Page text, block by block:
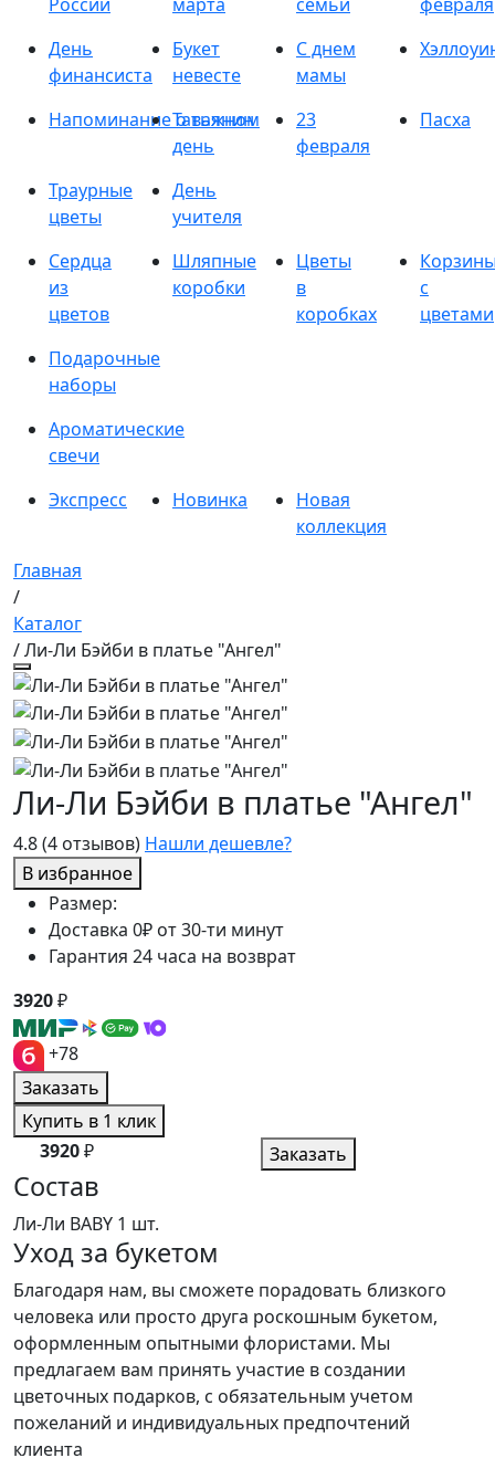
День
финансиста
Букет
невесте
С днем
мамы
Напоминание о важном
Татьянин
день
23
февраля
Пасха
Траурные
цветы
День
учителя
Сердца
из
цветов
Шляпные
коробки
Цветы
в
коробках
с
цветами
Подарочные
наборы
Ароматические
свечи
Экспресс
Новинка
Новая
коллекция
Главная
/
Каталог
/ Ли-Ли Бэйби в платье "Ангел"
4.8(4 отзывов) Нашли дешевле?
В избранное
Ли-Ли Бэйби в платье "Ангел"
Размер:
Доставка 0₽ от 30-ти минут
Гарантия 24 часа на возврат
3920₽
+78
Заказать
Купить в 1 клик
3920₽ Заказать
Состав
Ли-Ли BABY 1 шт.
Уход за букетом
Благодаря нам, вы сможете порадовать близкого
человека или просто друга роскошным букетом,
оформленным опытными флористами. Мы
предлагаем вам принять участие в создании
цветочных подарков, с обязательным учетом
пожеланий и индивидуальных предпочтений
клиента